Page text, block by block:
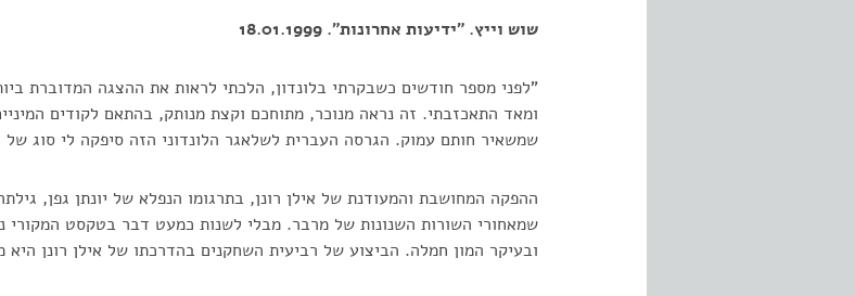
שוש וייץ. "ידיעות אחרונות". 18.01.1999
ומאד התאכזבתי. זה נראה מנוכר, מתוחכם וקצת מנותק, בהתאם לקודים
שמשאיר חותם עמוק. הגרסה העברית לשלאגר הלונדוני הזה סיפקה לי סוג של
ההפקה המחושבת והמעודנת של אילן רונן, בתרגומו הנפלא של יונתן גפן,
שמאחורי השורות השנונות של מרבר. מבלי לשנות כמעט דבר בטקסט
ובעיקר המון חמלה. הביצוע של רביעית השחקנים בהדרכתו של אילן רונן